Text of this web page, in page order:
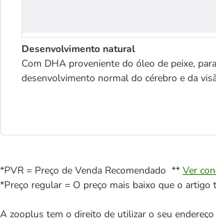
Desenvolvimento natural
Com DHA proveniente do óleo de peixe,
desenvolvimento normal do cérebro e da
*PVR = Preço de Venda Recomendado ** Ver
*Preço regular = O preço mais baixo que o
A zooplus tem o direito de utilizar o seu